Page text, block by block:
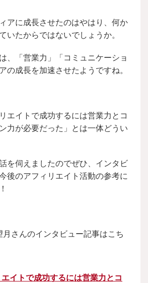
アに成長させたのはやはり、何か
いたからではないでしょうか。
、「営業力」「コミュニケーショ
の成長を加速させたようですね。
エイトで成功するには営業力とコ
力が必要だった」とは一体どうい
を伺えましたのでぜひ、インタビ
後のアフィリエイト活動の参考に
月さんのインタビュー記事はこち
イトで成功するには営業力とコ